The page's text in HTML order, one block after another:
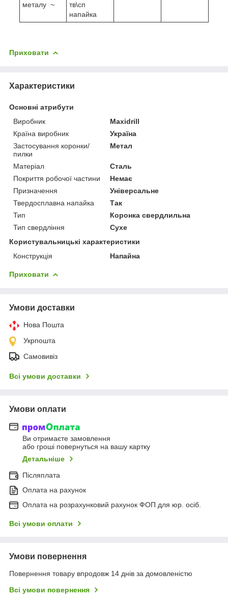
металу ~
тв\сп
напайка
Приховати
Характеристики
Основні атрибути
Виробник
Maxidrill
Країна виробник
Україна
Застосування коронки/
пилки
Метал
Матеріал
Сталь
Покриття робочої частини
Немає
Призначення
Універсальне
Твердосплавна напайка
Так
Тип
Коронка свердлильна
Тип свердління
Сухе
Користувальницькі характеристики
Конструкція
Напайна
Приховати
Умови доставки
Нова Пошта
Укрпошта
Самовивіз
Всі умови доставки
Умови оплати
Ви отримаєте замовлення
або гроші повернуться на вашу картку
Детальніше
Післяплата
Оплата на рахунок
Оплата на розрахунковий рахунок ФОП для юр. осіб.
Всі умови оплати
Умови повернення
Повернення товару впродовж 14 днів за домовленістю
Всі умови повернення